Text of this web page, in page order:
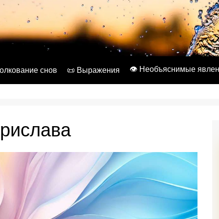
снов 📜 Выражения 👁️ Необъяснимые